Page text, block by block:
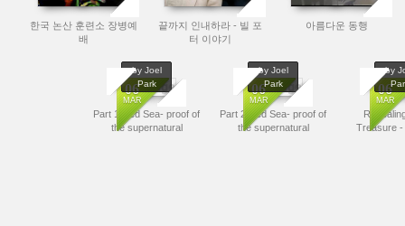
한국 논산 훈련소 장병예
배
끝까지 인내하라 - 빌 포
터 이야기
아름다운 동행
No Image
06
MAR
by Joel
Park
9640
Part 1|Red Sea- proof of
the supernatural
No Image
06
MAR
by Joel
Park
27017
Part 2|Red Sea- proof of
the supernatural
No
06
MAR
by
Treasure -